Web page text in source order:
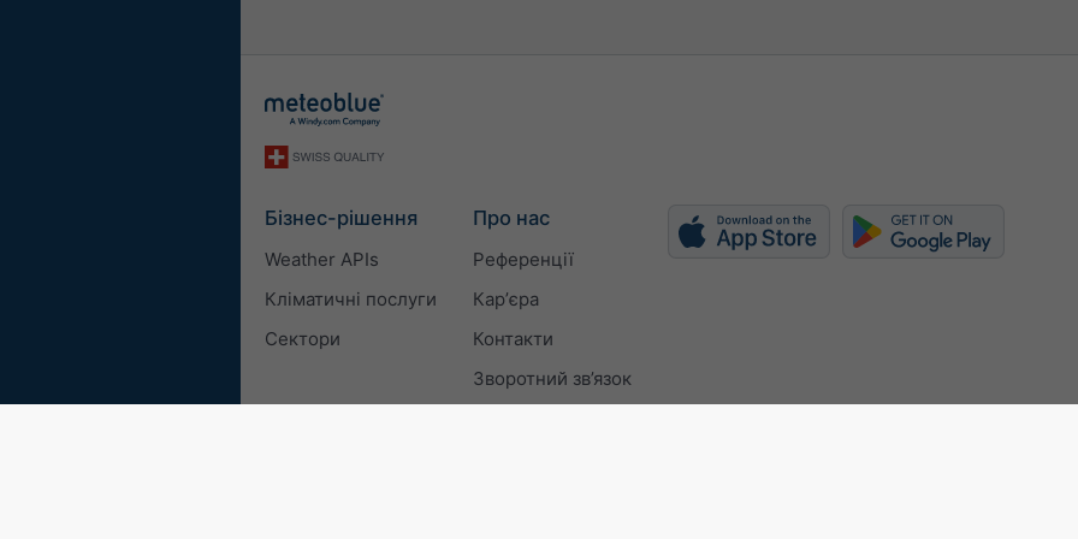
Бізнес-рішення
Weather APIs
Кліматичні послуги
Сектори
Про нас
Референції
Карʼєра
Контакти
Зворотний зв’язок